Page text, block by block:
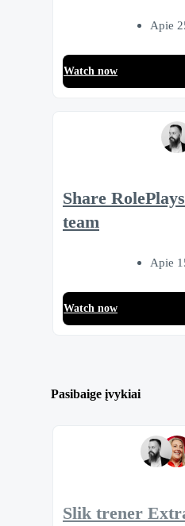
Apie
Watch now
Share
team
Apie
Watch now
Pasibaige įvykiai
Slik trener